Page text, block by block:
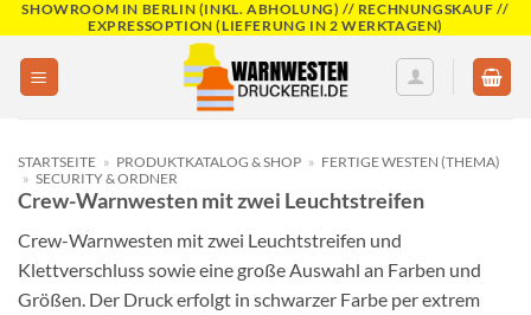
Skip
to
content
SHOWROOM IN BERLIN (INKL. ABHOLUNG) // RECHNUNGSKAUF //
EXPRESSOPTION (LIEFERUNG IN 2 WERKTAGEN)
STARTSEITE » PRODUKTKATALOG & SHOP » FERTIGE WESTEN (THEMA)
» SECURITY & ORDNER
Crew-Warnwesten mit zwei Leuchtstreifen
Crew-Warnwesten mit zwei Leuchtstreifen und
Klettverschluss sowie eine große Auswahl an Farben und
Größen. Der Druck erfolgt in schwarzer Farbe per extrem